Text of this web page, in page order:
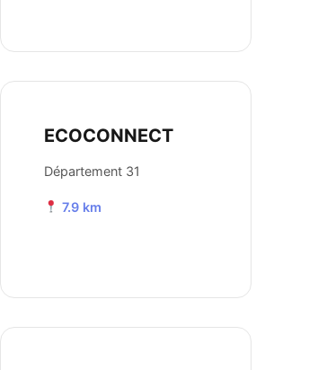
ECOCONNECT
Département 31
7.9 km